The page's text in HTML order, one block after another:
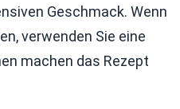
Geschmack. Wenn
verwenden Sie eine
machen das Rezept